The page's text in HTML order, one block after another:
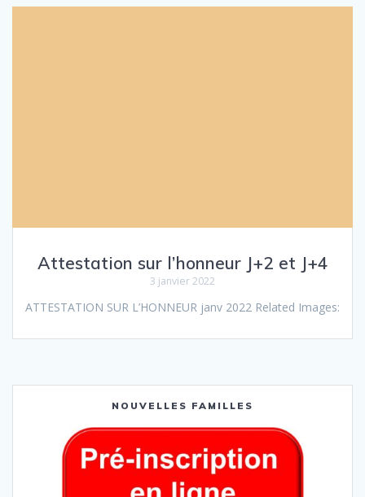
Attestation sur l’honneur J+2 et J+4
3 janvier 2022
ATTESTATION SUR L’HONNEUR janv 2022 Related Images:
NOUVELLES FAMILLES